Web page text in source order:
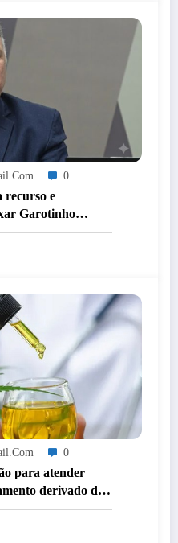
0
recurso e
Garotinho
0
para atender
derivado de